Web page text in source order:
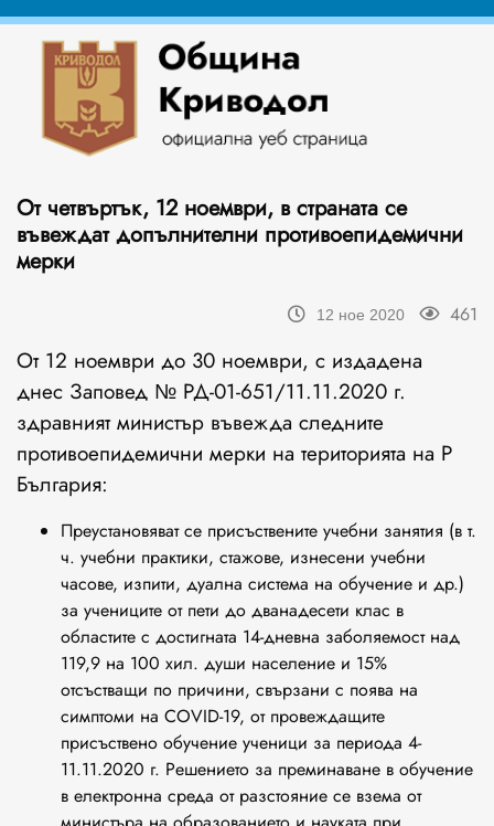
От четвъртък, 12 ноември, в страната се
въвеждат допълнителни противоепидемични
мерки
12 ное 2020 461
От 12 ноември до 30 ноември, с издадена
днес Заповед № РД-01-651/11.11.2020 г.
здравният министър въвежда следните
противоепидемични мерки на територията на Р
България:
Преустановяват се присъствените учебни занятия (в т.
ч. учебни практики, стажове, изнесени учебни
часове, изпити, дуална система на обучение и др.)
за учениците от пети до дванадесети клас в
областите с достигната 14-дневна заболяемост над
119,9 на 100 хил. души население и 15%
отсъстващи по причини, свързани с поява на
симптоми на COVID-19, от провеждащите
присъствено обучение ученици за периода 4-
11.11.2020 г. Решението за преминаване в обучение
в електронна среда от разстояние се взема от